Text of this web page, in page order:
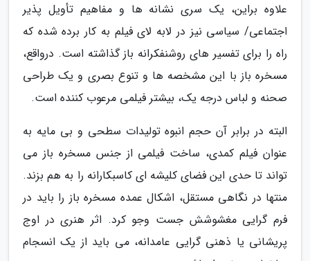
علاوه براین، یک سری نشانه ها و مفاهیم تأویل پذیر
اجتماعی/ سیاسی نیز در لابه لای فیلم به کار برده شده که
راه را برای تفسیر های روشنفکرانه باز گذاشته است. درواقع،
مسخره باز با این مشخصه ها و تنوع بصری و یک طراحی
صحنه و لباس درجه یک، بیشتر فیلمی مرعوب کننده است.
البته در برابر آن حجم انبوه تولیدات سطحی و بی مایه به
عنوان فیلم کمدی، ساخت فیلمی از جنس مسخره باز می
تواند تا حدی این فضای کلیشه ای کاسبکارانه را به هم بزند.
منتها در نگاهی مستقل، اشکال عمده مسخره باز را باید در
فرم گرایی مغشوشش جست وجو کرد. اثر هنری در اوج
پریشانی یا ذهنی گرایی عامدانه، می باید از یک انسجام